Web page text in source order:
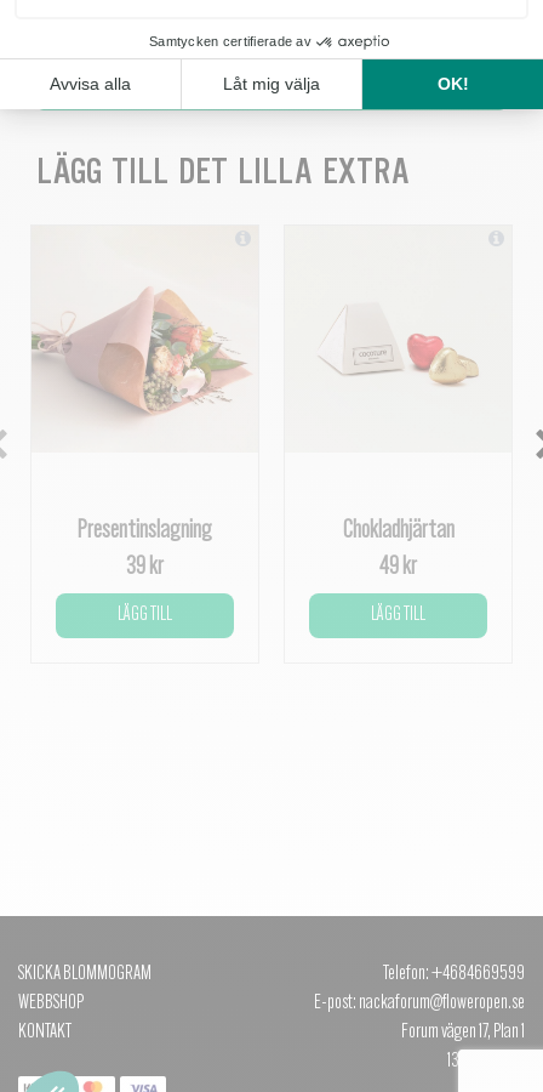
KÖP
LÄGG TILL DET LILLA EXTRA
Presentinslagning
39 kr
LÄGG TILL
Chokladhjärtan
49 kr
LÄGG TILL
SKICKA BLOMMOGRAM
WEBBSHOP
KONTAKT
Telefon: +4684669599
E-post: nackaforum@floweropen.se
Forum vägen 17, Plan 1
131 40 NACKA